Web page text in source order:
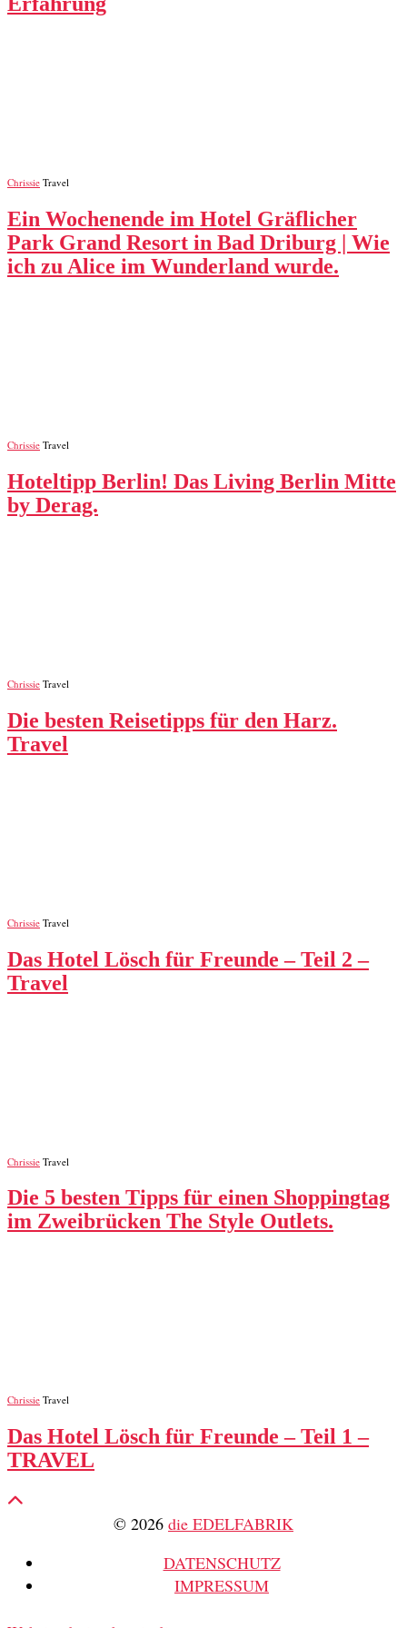
Chrissie Travel
Ein Wochenende im Hotel Gräflicher
Park Grand Resort in Bad Driburg | Wie
ich zu Alice im Wunderland wurde.
Chrissie Travel
Hoteltipp Berlin! Das Living Berlin Mitte
by Derag.
Chrissie Travel
Die besten Reisetipps für den Harz.
Travel
Chrissie Travel
Das Hotel Lösch für Freunde – Teil 2 –
Travel
Chrissie Travel
Die 5 besten Tipps für einen Shoppingtag
im Zweibrücken The Style Outlets.
Chrissie Travel
Das Hotel Lösch für Freunde – Teil 1 –
TRAVEL
© 2026 die EDELFABRIK
DATENSCHUTZ
IMPRESSUM